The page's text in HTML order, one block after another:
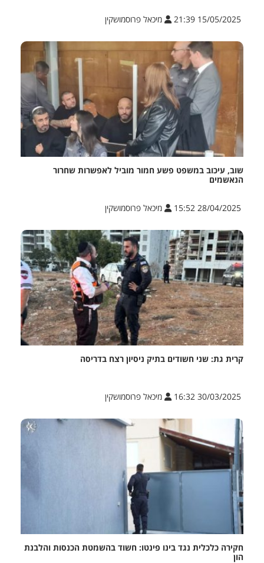
15/05/2025 21:39 מיכאל פרוסמושקין
שוב, עיכוב במשפט פשע חמור מוביל לאפשרות שחרור
הנאשמים
28/04/2025 15:52 מיכאל פרוסמושקין
קרית גת: שני חשודים בתיק ניסיון רצח בדריסה
30/03/2025 16:32 מיכאל פרוסמושקין
חקירה כלכלית נגד בינו פינטו: חשוד בהשמטת הכנסות והלבנת
הון